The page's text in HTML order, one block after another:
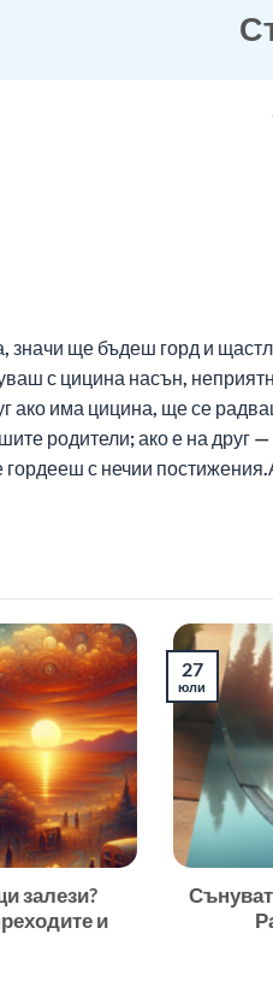
ще бъдеш горд и
с цицина насън,
ако има цицина, ще се
родители; ако е на
гордееш с нечии
залези?
и
27
юли